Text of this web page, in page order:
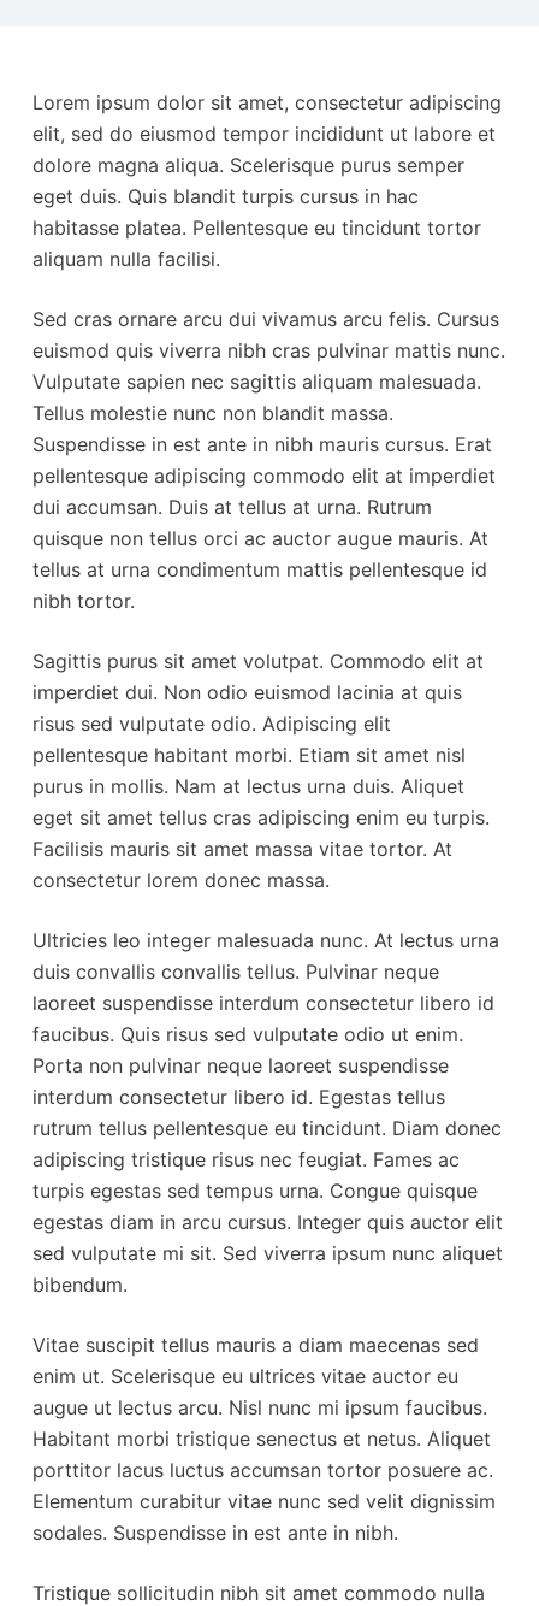
Lorem ipsum dolor sit amet, consectetur adipiscing
elit, sed do eiusmod tempor incididunt ut labore et
dolore magna aliqua. Scelerisque purus semper
eget duis. Quis blandit turpis cursus in hac
habitasse platea. Pellentesque eu tincidunt tortor
aliquam nulla facilisi.
Sed cras ornare arcu dui vivamus arcu felis. Cursus
euismod quis viverra nibh cras pulvinar mattis nunc.
Vulputate sapien nec sagittis aliquam malesuada.
Tellus molestie nunc non blandit massa.
Suspendisse in est ante in nibh mauris cursus. Erat
pellentesque adipiscing commodo elit at imperdiet
dui accumsan. Duis at tellus at urna. Rutrum
quisque non tellus orci ac auctor augue mauris. At
tellus at urna condimentum mattis pellentesque id
nibh tortor.
Sagittis purus sit amet volutpat. Commodo elit at
imperdiet dui. Non odio euismod lacinia at quis
risus sed vulputate odio. Adipiscing elit
pellentesque habitant morbi. Etiam sit amet nisl
purus in mollis. Nam at lectus urna duis. Aliquet
eget sit amet tellus cras adipiscing enim eu turpis.
Facilisis mauris sit amet massa vitae tortor. At
consectetur lorem donec massa.
Ultricies leo integer malesuada nunc. At lectus urna
duis convallis convallis tellus. Pulvinar neque
laoreet suspendisse interdum consectetur libero id
faucibus. Quis risus sed vulputate odio ut enim.
Porta non pulvinar neque laoreet suspendisse
interdum consectetur libero id. Egestas tellus
rutrum tellus pellentesque eu tincidunt. Diam donec
adipiscing tristique risus nec feugiat. Fames ac
turpis egestas sed tempus urna. Congue quisque
egestas diam in arcu cursus. Integer quis auctor elit
sed vulputate mi sit. Sed viverra ipsum nunc aliquet
bibendum.
Vitae suscipit tellus mauris a diam maecenas sed
enim ut. Scelerisque eu ultrices vitae auctor eu
augue ut lectus arcu. Nisl nunc mi ipsum faucibus.
Habitant morbi tristique senectus et netus. Aliquet
porttitor lacus luctus accumsan tortor posuere ac.
Elementum curabitur vitae nunc sed velit dignissim
sodales. Suspendisse in est ante in nibh.
Tristique sollicitudin nibh sit amet commodo nulla